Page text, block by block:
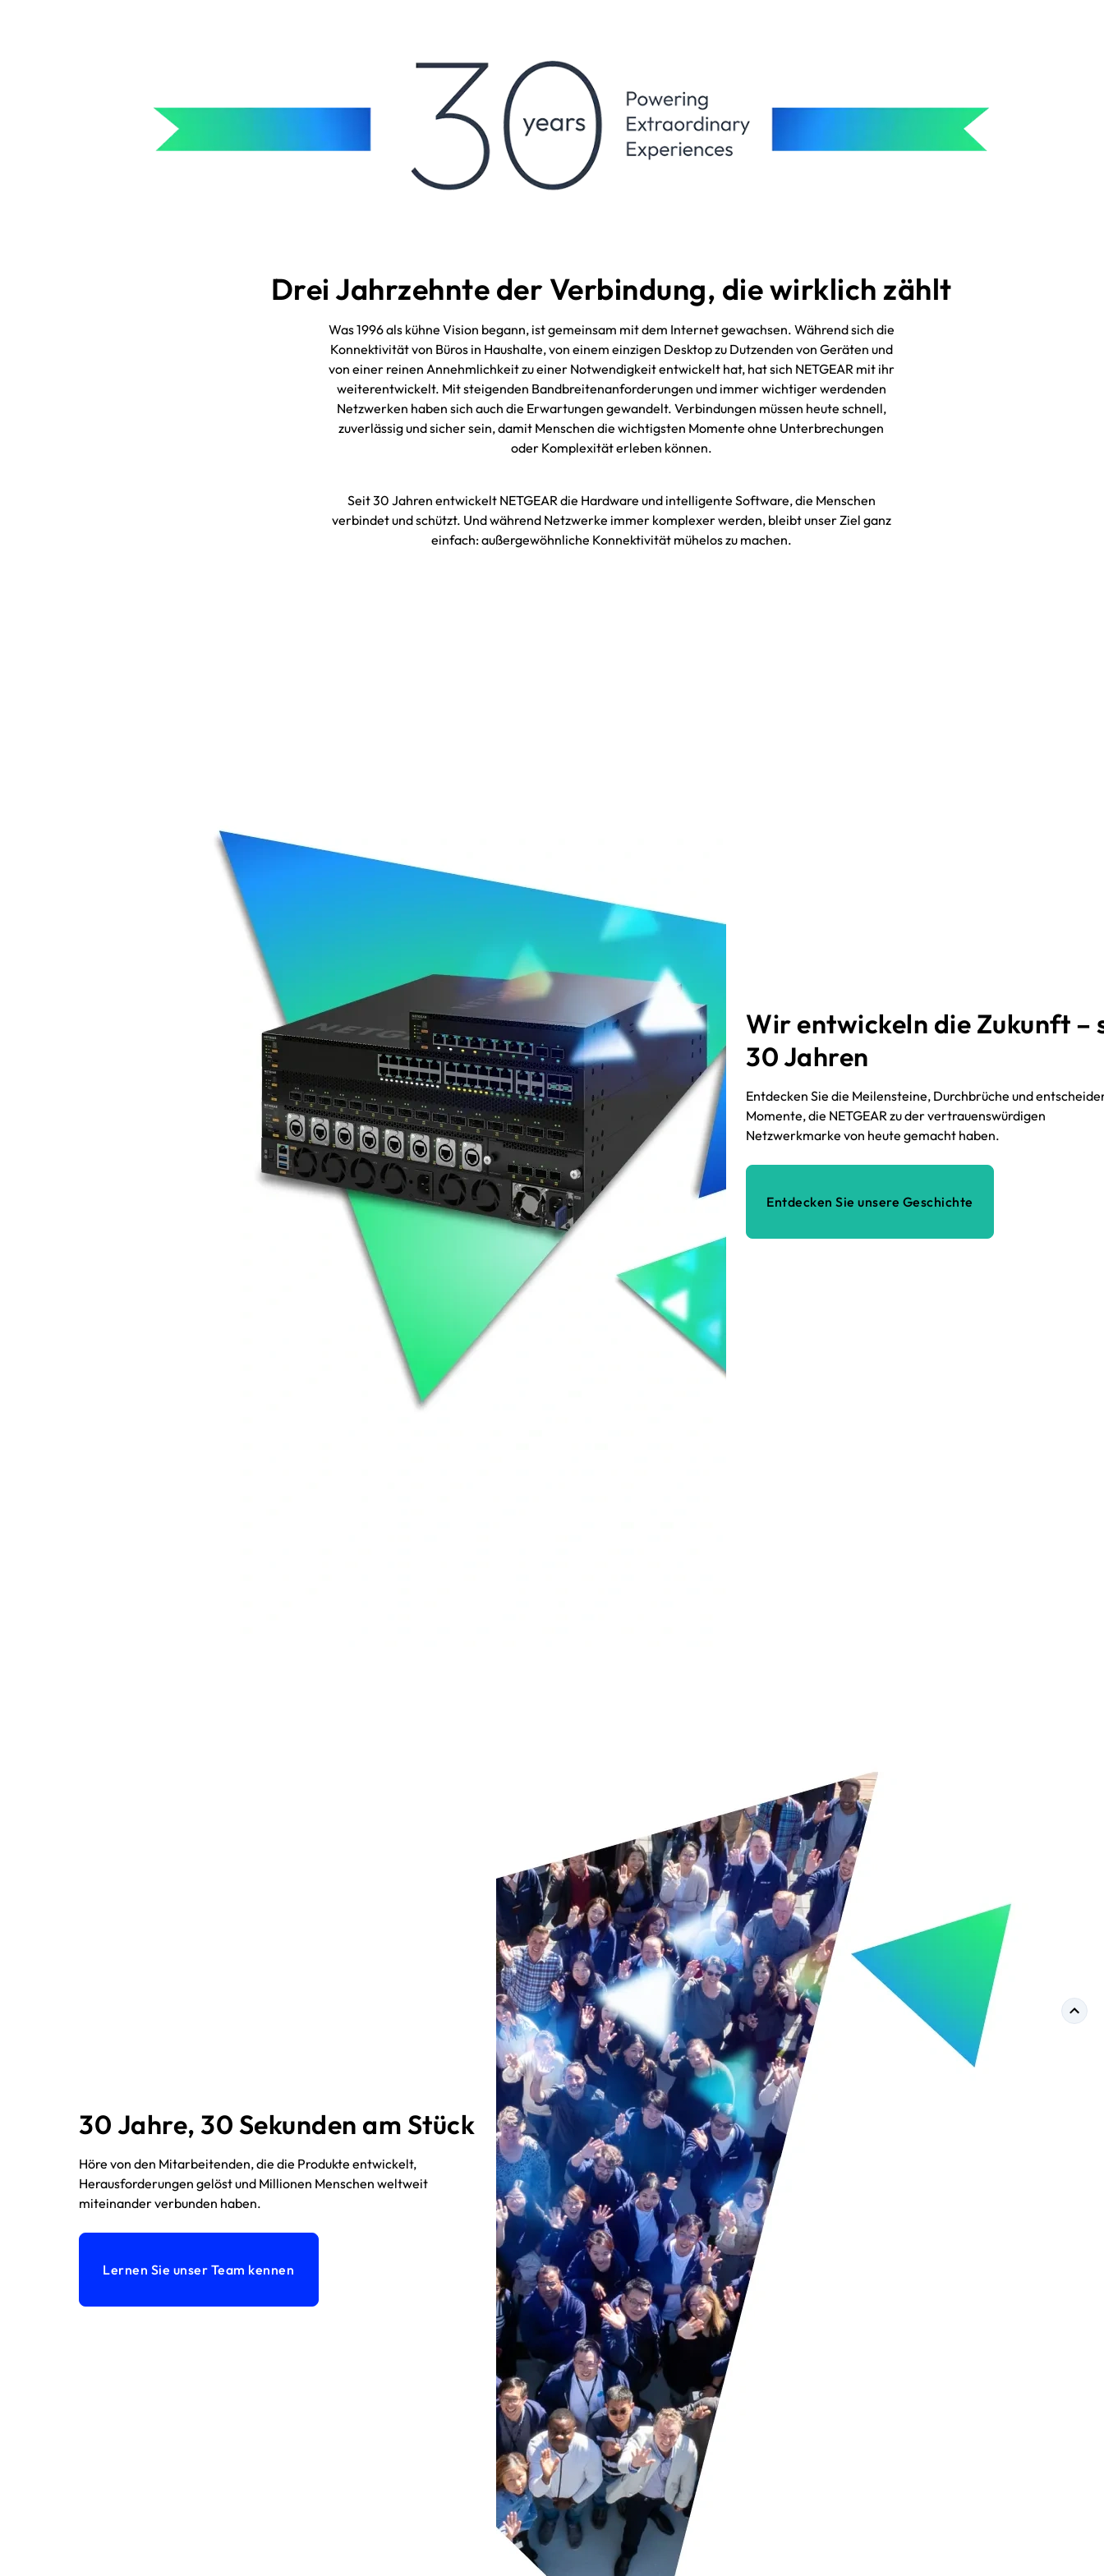
Drei Jahrzehnte der Verbindung, die wirklich zählt
Was 1996 als kühne Vision begann, ist gemeinsam mit dem Internet gewachsen. Während sich die
Konnektivität von Büros in Haushalte, von einem einzigen Desktop zu Dutzenden von Geräten und
von einer reinen Annehmlichkeit zu einer Notwendigkeit entwickelt hat, hat sich NETGEAR mit ihr
weiterentwickelt. Mit steigenden Bandbreitenanforderungen und immer wichtiger werdenden
Netzwerken haben sich auch die Erwartungen gewandelt. Verbindungen müssen heute schnell,
zuverlässig und sicher sein, damit Menschen die wichtigsten Momente ohne Unterbrechungen
oder Komplexität erleben können.
Seit 30 Jahren entwickelt NETGEAR die Hardware und intelligente Software, die Menschen
verbindet und schützt. Und während Netzwerke immer komplexer werden, bleibt unser Ziel ganz
einfach: außergewöhnliche Konnektivität mühelos zu machen.
Wir entwickeln die Zukunft –
30 Jahren
Entdecken Sie die Meilensteine, Durchbrüche und
Momente, die NETGEAR zu der vertrauenswürdigen
Netzwerkmarke von heute gemacht haben.
Entdecken Sie unsere Geschichte
30 Jahre, 30 Sekunden am Stück
Höre von den Mitarbeitenden, die die Produkte entwickelt,
Herausforderungen gelöst und Millionen Menschen weltweit
miteinander verbunden haben.
Lernen Sie unser Team kennen